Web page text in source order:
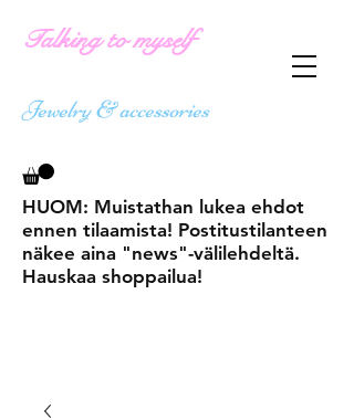
Talking to myself
Jewelry & accessories
HUOM: Muistathan lukea ehdot
ennen tilaamista! Postitustilanteen
näkee aina "news"-välilehdeltä.
Hauskaa shoppailua!